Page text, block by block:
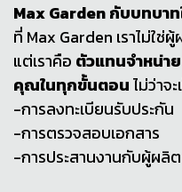
Max Garden กับบทบา
ที่ Max Garden เราไม่ใ
แต่เราคือ ตัวแทนจำหน่า
คุณในทุกขั้นตอนไม่ว่าจ
-การลงทะเบียนรับประกัน
-การตรวจสอบเอกสาร
-การประสานงานกับผู้ผลิ